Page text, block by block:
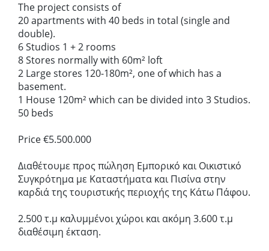
The project consists of
20 apartments with 40 beds in total (single and
double).
6 Studios 1 + 2 rooms
8 Stores normally with 60m² loft
2 Large stores 120-180m², one of which has a
basement.
1 House 120m² which can be divided into 3 Studios.
50 beds
Price €5.500.000
Διαθέτουμε προς πώληση Εμπορικό και Οικιστικό
Συγκρότημα με Καταστήματα και Πισίνα στην
καρδιά της τουριστικής περιοχής της Κάτω Πάφου.
2.500 τ.μ καλυμμένοι χώροι και ακόμη 3.600 τ.μ
διαθέσιμη έκταση.